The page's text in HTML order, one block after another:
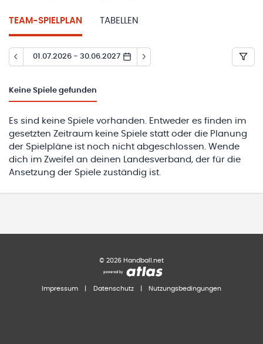
TEAM-SPIELPLAN TABELLEN
01.07.2026 - 30.06.2027
Keine Spiele gefunden
Es sind keine Spiele vorhanden. Entweder es finden im
gesetzten Zeitraum keine Spiele statt oder die Planung
der Spielpläne ist noch nicht abgeschlossen. Wende
dich im Zweifel an deinen Landesverband, der für die
Ansetzung der Spiele zuständig ist.
© 2026 Handball.net
Impressum Datenschutz Nutzungsbedingungen